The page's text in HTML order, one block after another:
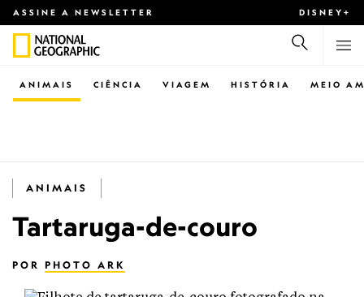
ASSINE A NEWSLETTER DISNEY+
CIÊNCIA VIAGEM
ANIMAIS HISTÓRIA MEIO
ANIMAIS
Tartaruga-de-couro
POR PHOTO ARK